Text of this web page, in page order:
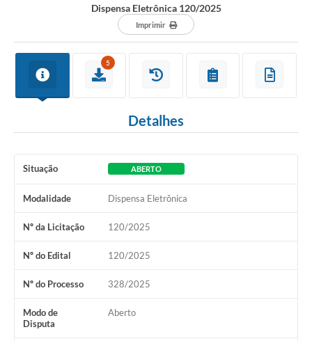
Dispensa Eletrônica 120/2025
Imprimir
5
Detalhes
Situação ABERTO
Modalidade Dispensa Eletrônica
Nº da Licitação 120/2025
Nº do Edital 120/2025
Nº do Processo 328/2025
Modo de
Disputa
Aberto